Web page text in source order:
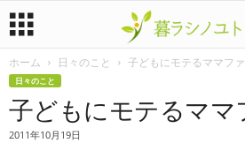
暮
ラ
ホーム 日々のこと 子どもにモテるママフ
日々のこと
子どもにモテるママ
2011年10月19日